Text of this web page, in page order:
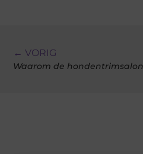
← VORIG
Waarom de